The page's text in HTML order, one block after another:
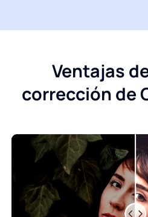
Ventajas
corrección de